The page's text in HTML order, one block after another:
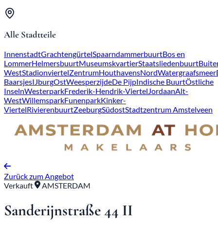
Alle Stadtteile
InnenstadtGrachtengürtelSpaarndammerbuurtBos en
LommerHelmersbuurtMuseumskvartierStaatsliedenbuurt
WestStadionviertelZentrumHouthavensNordWatergraafsmeer
BaarsjesIJburgOstWeesperzijdeDe PijpIndische BuurtÖstliche
InselnWesterparkFrederik-Hendrik-ViertelJordaanAlt-
WestWillemsparkFunenparkKinker-
ViertelRivierenbuurtZeeburgSüdostStadtzentrum Amstelveen
Zurück zum Angebot
Verkauft
AMSTERDAM
Sanderijnstraße 44 II